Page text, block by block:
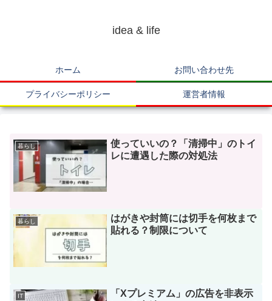
idea & life
ホーム お問い合わせ先
プライバシーポリシー 運営者情報
暮らし
使っていいの？「清掃中」のトイ
レに遭遇した際の対処法
暮らし
はがきや封筒には切手を何枚まで
貼れる？制限について
IT
「Xプレミアム」の広告を非表示